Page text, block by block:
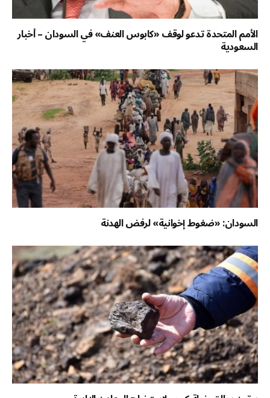
الأمم المتحدة تدعو لوقف «كابوس العنف» في السودان – أخبار
السعودية
السودان: «ضغوط إخوانية» لرفض الهدنة